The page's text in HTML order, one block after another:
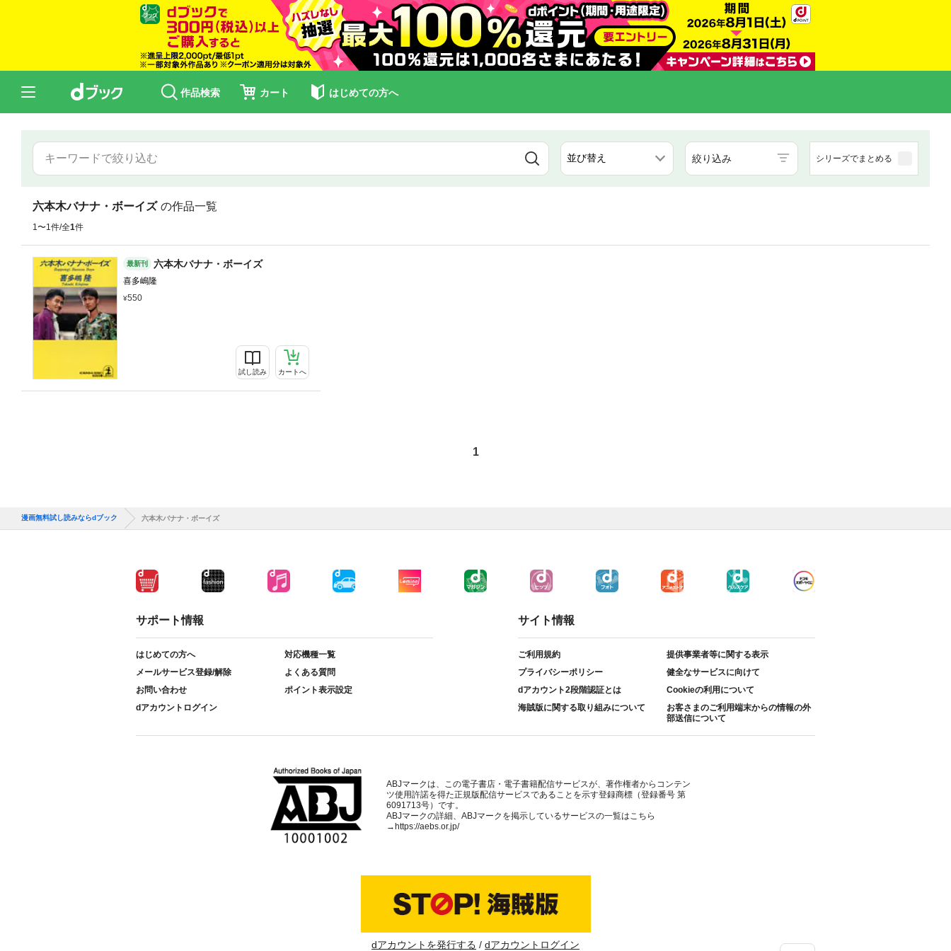
作品検索 カート はじめての方へ
絞り込み シリーズでまとめる
六本木バナナ・ボーイズ の作品一覧
1〜1件/全1件
最新刊 六本木バナナ・ボーイズ
喜多嶋隆
550
試し読み カートへ
1
漫画無料試し読みならdブック 六本木バナナ・ボーイズ
サポート情報
はじめての方へ
対応機種一覧
メールサービス登録/解除
よくある質問
お問い合わせ
ポイント表示設定
dアカウントログイン
サイト情報
ご利用規約
提供事業者等に関する表示
プライバシーポリシー
健全なサービスに向けて
dアカウント2段階認証とは
Cookieの利用について
海賊版に関する取り組みについて
お客さまのご利用端末からの情報の外
部送信について
ABJマークは、この電子書店・電子書籍配信サービスが、著作権者からコンテン
ツ使用許諾を得た正規版配信サービスであることを示す登録商標（登録番号 第
6091713号）です。
ABJマークの詳細、ABJマークを掲示しているサービスの一覧はこちら
→https://aebs.or.jp/
dアカウントを発行する dアカウントログイン